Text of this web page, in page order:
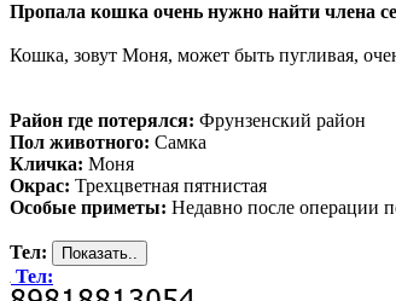
Пропала кошка очень нужно найти члена
Кошка, зовут Моня, может быть пугливая,
Район где потерялся: Фрунзенский район
Пол животного: Самка
Кличка: Моня
Окрас: Трехцветная пятнистая
Особые приметы: Недавно после операции
Тел:
Тел: